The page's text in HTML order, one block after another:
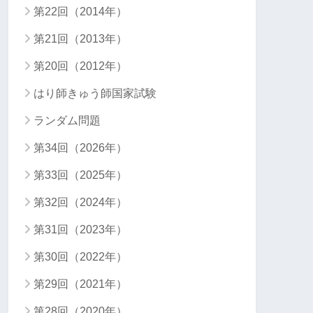
第22回（2014年）
第21回（2013年）
第20回（2012年）
はり師きゅう師国家試験
ランダム問題
第34回（2026年）
第33回（2025年）
第32回（2024年）
第31回（2023年）
第30回（2022年）
第29回（2021年）